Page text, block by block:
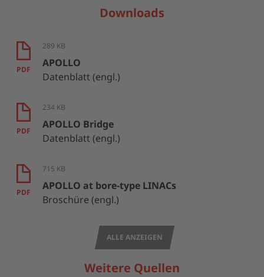
Downloads
PDF
289 KB
APOLLO
Datenblatt (engl.)
PDF
234 KB
APOLLO Bridge
Datenblatt (engl.)
PDF
715 KB
APOLLO at bore-type LINACs
Broschüre (engl.)
ALLE ANZEIGEN
Weitere Quellen